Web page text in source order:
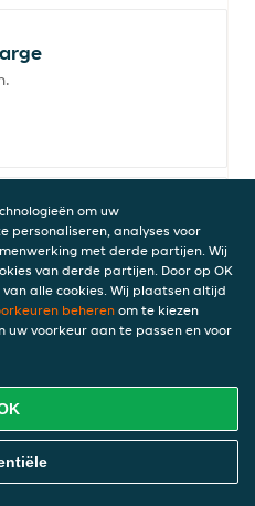
Bestellen
om uw
personaliseren, analyses voor
met derde partijen. Wij
van derde partijen. Door op OK
alle cookies. Wij plaatsen altijd
beheren om te kiezen
uw voorkeur aan te passen en voor